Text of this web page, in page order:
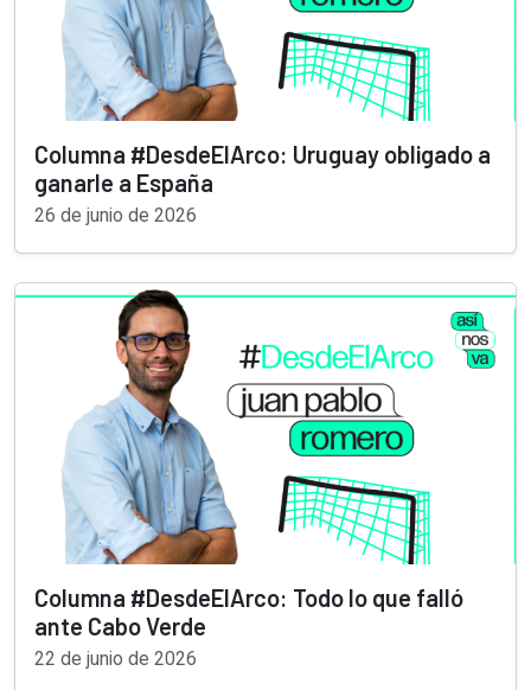
Columna #DesdeElArco: Uruguay obligado a
ganarle a España
26 de junio de 2026
Columna #DesdeElArco: Todo lo que falló
ante Cabo Verde
22 de junio de 2026